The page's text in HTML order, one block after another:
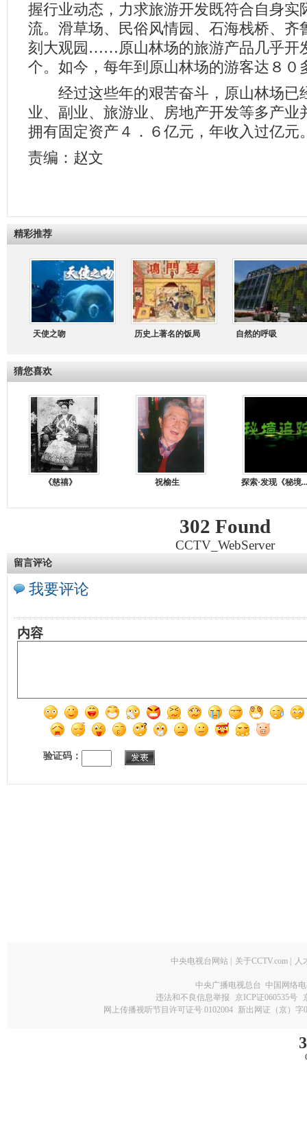
握行业动态，力求旅游开发既符合自身实
流。滑草场、民俗风情园、石海栈桥、齐
刻大观园……原山林场的旅游产品几乎开
个。如今，每年到原山林场的游客达８０
经过这些年的艰苦奋斗，原山林场已
业、副业、旅游业、房地产开发等多产业
拥有固定资产４．６亿元，年收入过亿元
责编：赵文
精彩推荐
天使之吻 历史上著名的饭局 自然的呼吸
猜您喜欢
《慈禧》 祝榆生 探索·发现《秘境...
302 Found
CCTV_WebServer
留言评论
我要评论
内容
验证码：
中央电视台网站 关于CCTV.com 人
中央广播电视总台 中国网络
违法和不良信息举报
京ICP证060535号
网上传播视听节目许可证号 0102004 新出网证（京）